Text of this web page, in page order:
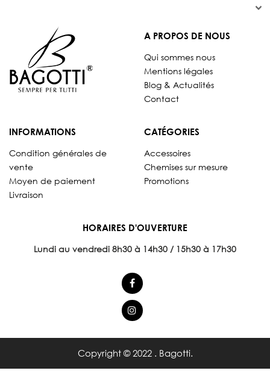


A PROPOS DE NOUS
Qui sommes nous
Mentions légales
Blog & Actualités
Contact
INFORMATIONS
Condition générales de
vente
Moyen de paiement
Livraison
CATÉGORIES
Accessoires
Chemises sur mesure
Promotions
HORAIRES D'OUVERTURE
Lundi au vendredi 8h30 à 14h30 / 15h30 à 17h30
Copyright © 2022 . Bagotti.